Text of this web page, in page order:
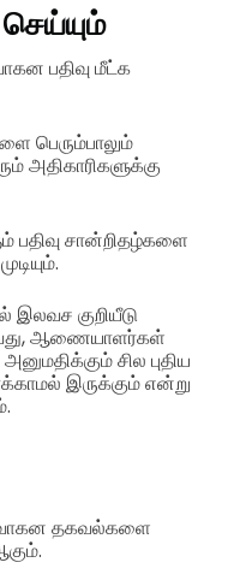
செய்யும்
பதிவு மீட்க
பெரும்பாலும்
அதிகாரிகளுக்கு
பதிவு சான்றிதழ்களை
இலவச குறியீடு
ஆணையாளர்கள்
சில புதிய
இருக்கும் என்று
வாகன தகவல்களை